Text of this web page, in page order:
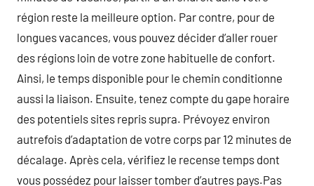
région reste la meilleure option. Par contre, pour de
longues vacances, vous pouvez décider d’aller rouer
des régions loin de votre zone habituelle de confort.
Ainsi, le temps disponible pour le chemin conditionne
aussi la liaison. Ensuite, tenez compte du gape horaire
des potentiels sites repris supra. Prévoyez environ
autrefois d’adaptation de votre corps par 12 minutes de
décalage. Après cela, vérifiez le recense temps dont
vous possédez pour laisser tomber d’autres pays.Pas